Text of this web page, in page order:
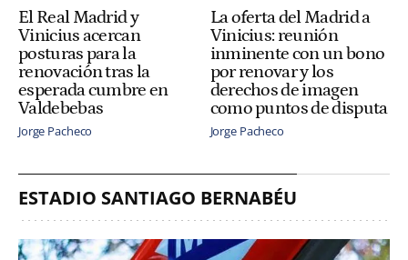
El Real Madrid y
Vinicius acercan
posturas para la
renovación tras la
esperada cumbre en
Valdebebas
Jorge Pacheco
La oferta del Madrid a
Vinicius: reunión
inminente con un bono
por renovar y los
derechos de imagen
como puntos de disputa
Jorge Pacheco
ESTADIO SANTIAGO BERNABÉU